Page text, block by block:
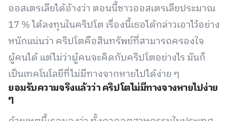
ออสเตรเลียได้อ้างว่า ตอนนี้ชาวออสเตรเลียประมาณ
17 % ได้ลงทุนในคริปโต เรื่องนี้เธอได้กล่าวเอาไว้อย่าง
หนักแน่นว่า คริปโตคือสินทรัพย์ที่สามารถครองใจ
ผู้คนได้ แต่ไม่ว่าผู้คนจะคิดกับคริปโตอย่างไร มันก็
เป็นเทคโนโลยีที่ไม่มีทางจากหายไปได้ง่าย ๆ
ยอมรับความจริงแล้วว่า คริปโตไม่มีทางจางหายไปง่าย
ๆ